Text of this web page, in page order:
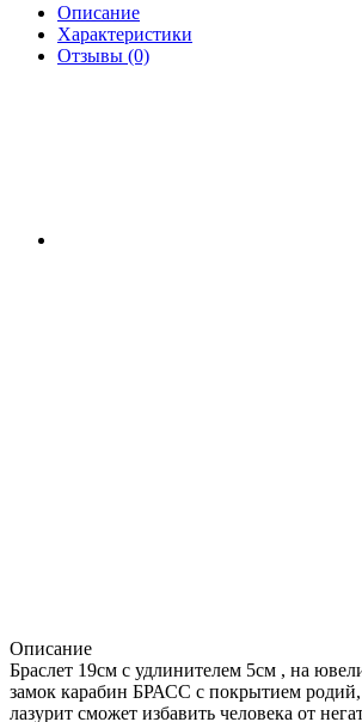
Описание
Характеристики
Отзывы (0)
Описание
Браслет 19см с удлинителем 5см , на
замок карабин БРАСС с покрытием родий,
лазурит сможет избавить человека от